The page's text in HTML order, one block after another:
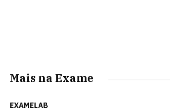
Mais na Exame
EXAMELAB